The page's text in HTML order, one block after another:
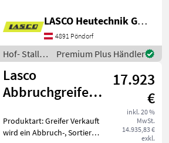
2001 Spur: 1, 8m Reichweite
lt. Reichweitendiagramm:
ca. 8 m, 2-fach
LASCO Heutechnik GmbH
4891 Pöndorf
Hof- Stall-
und
Weidetechnik
/ Lasco
Premium Plus Händler
Lasco
Abbruchgreifer,
Steingreifer
17.923
€
inkl. 20 %
MwSt.
14.935,83 €
exkl.
Produktart: Greifer Verkauft
wird ein Abbruch-, Sortier-,